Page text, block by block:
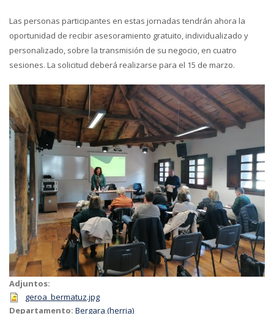
Las personas participantes en estas jornadas tendrán ahora la
oportunidad de recibir asesoramiento gratuito, individualizado y
personalizado, sobre la transmisión de su negocio, en cuatro
sesiones. La solicitud deberá realizarse para el 15 de marzo.
Adjuntos:
geroa_bermatuz.jpg
Departamento: Bergara (herria)